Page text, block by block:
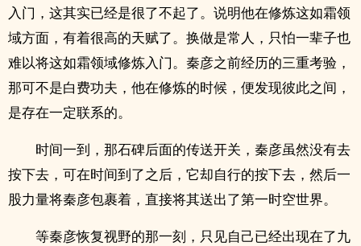
入门，这其实已经是很了不起了。说明他在修炼这如霜领
域方面，有着很高的天赋了。换做是常人，只怕一辈子也
难以将这如霜领域修炼入门。秦彦之前经历的三重考验，
那可不是白费功夫，他在修炼的时候，便发现彼此之间，
是存在一定联系的。
时间一到，那石碑后面的传送开关，秦彦虽然没有去
按下去，可在时间到了之后，它却自行的按下去，然后一
股力量将秦彦包裹着，直接将其送出了第一时空世界。
等秦彦恢复视野的那一刻，只见自己已经出现在了九